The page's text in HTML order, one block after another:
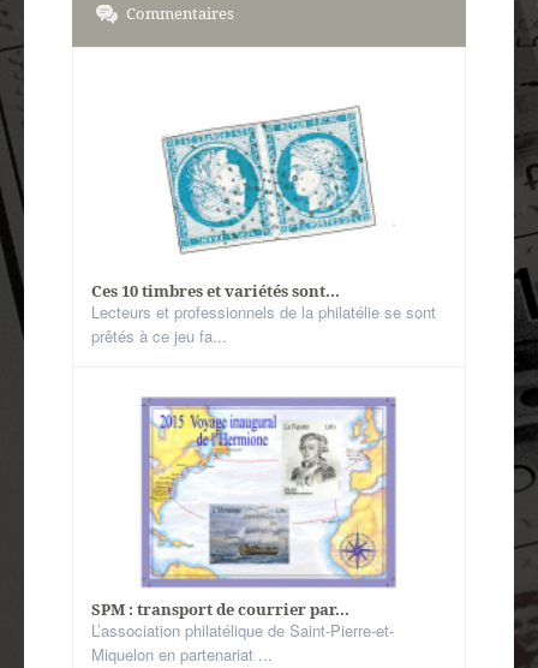
Commentaires
Ces 10 timbres et variétés sont...
Lecteurs et professionnels de la philatélie se sont
prêtés à ce jeu fa...
SPM : transport de courrier par...
L’association philatélique de Saint-Pierre-et-
Miquelon en partenariat ...